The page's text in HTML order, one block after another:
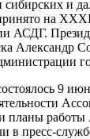
и
на
АСДГ.
Александр
9
планы
в пресс-